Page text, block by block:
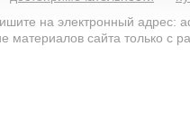
на электронный адрес:
материалов сайта только с